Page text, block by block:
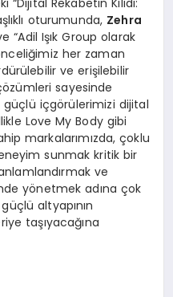
oturumunda, Zehra
“Adil Işık Group olarak
her zaman
ve erişilebilir
sayesinde
güçlü içgörülerimizi dijital
Love My Body gibi
markalarımızda, çoklu
sunmak kritik bir
ve
yönetmek adına çok
altyapının
taşıyacağına